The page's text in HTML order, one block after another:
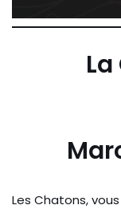
Les Chatons,